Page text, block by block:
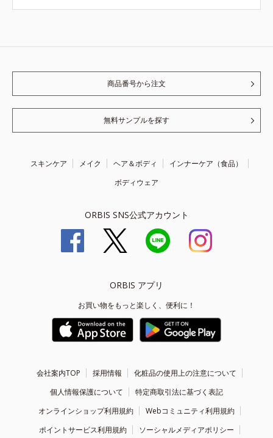
商品番号から注文
無料サンプルを探す
スキンケア メイク ヘア＆ボディ
インナーケア（食品）
ボディウェア
ORBIS SNS公式アカウント
ORBIS アプリ
お買い物をもっと楽しく、便利に！
会社案内TOP 採用情報
化粧品の使用上の注意について
個人情報保護について
特定商取引法に基づく表記
オンラインショップ利用規約
Webコミュニティ利用規約
ポイントサービス利用規約
ソーシャルメディアポリシー